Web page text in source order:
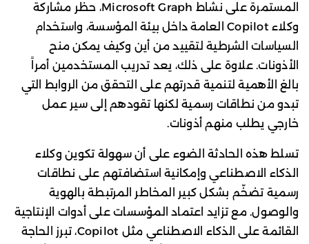
المستمرة على نشاط Microsoft Graph، حظر مشاركة
وكلاء Copilot العامة داخل بيئة المؤسسة، واستخدام
السياسات الشرطية لتقييد من أين وكيف يمكن منح
الأذونات. علاوة على ذلك، يعد تدريب المستخدمين أمراً
بالغ الأهمية لتنمية قدرتهم على التحقق من الروابط التي
تبدو من نطاقات رسمية لكنها تقودهم إلى سير عمل
خارجي يطلب منهم أذونات.
تسلط هذه الحادثة الضوء على أن سهولة تكوين وكلاء
الذكاء الاصطناعي وإمكانية استضافتهم على نطاقات
رسمية تضخّم بشكل كبير المخاطر المرتبطة بالهوية
والوصول. مع تزايد اعتماد المؤسسات على أدوات الإنتاجية
القائمة على الذكاء الاصطناعي مثل Copilot، تبرز الحاجة